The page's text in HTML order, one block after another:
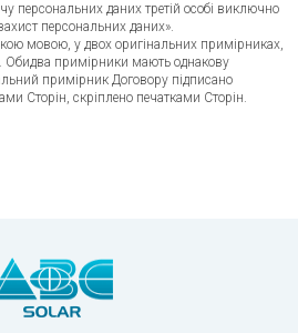
персональних даних третій особі виключно
персональних даних».
мовою, у двох оригінальних примірниках,
Обидва примірники мають однакову
примірник Договору підписано
Сторін, скріплено печатками Сторін.